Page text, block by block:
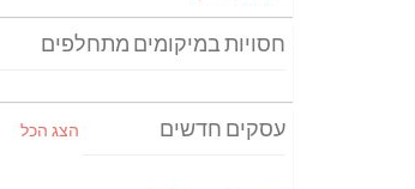
חסויות במיקומים מתחלפים
עסקים חדשים הצג הכל